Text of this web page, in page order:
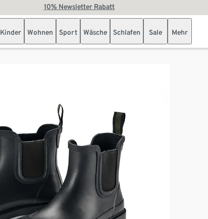
10% Newsletter Rabatt
Kinder Wohnen Sport Wäsche Schlafen Sale Mehr